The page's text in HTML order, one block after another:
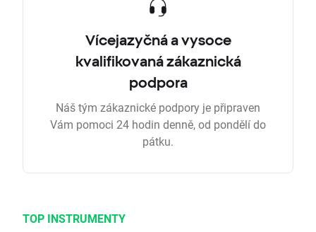
Vícejazyčná a vysoce
kvalifikovaná zákaznická
podpora
Náš tým zákaznické podpory je připraven
Vám pomoci 24 hodin denně, od pondělí do
pátku.
TOP INSTRUMENTY